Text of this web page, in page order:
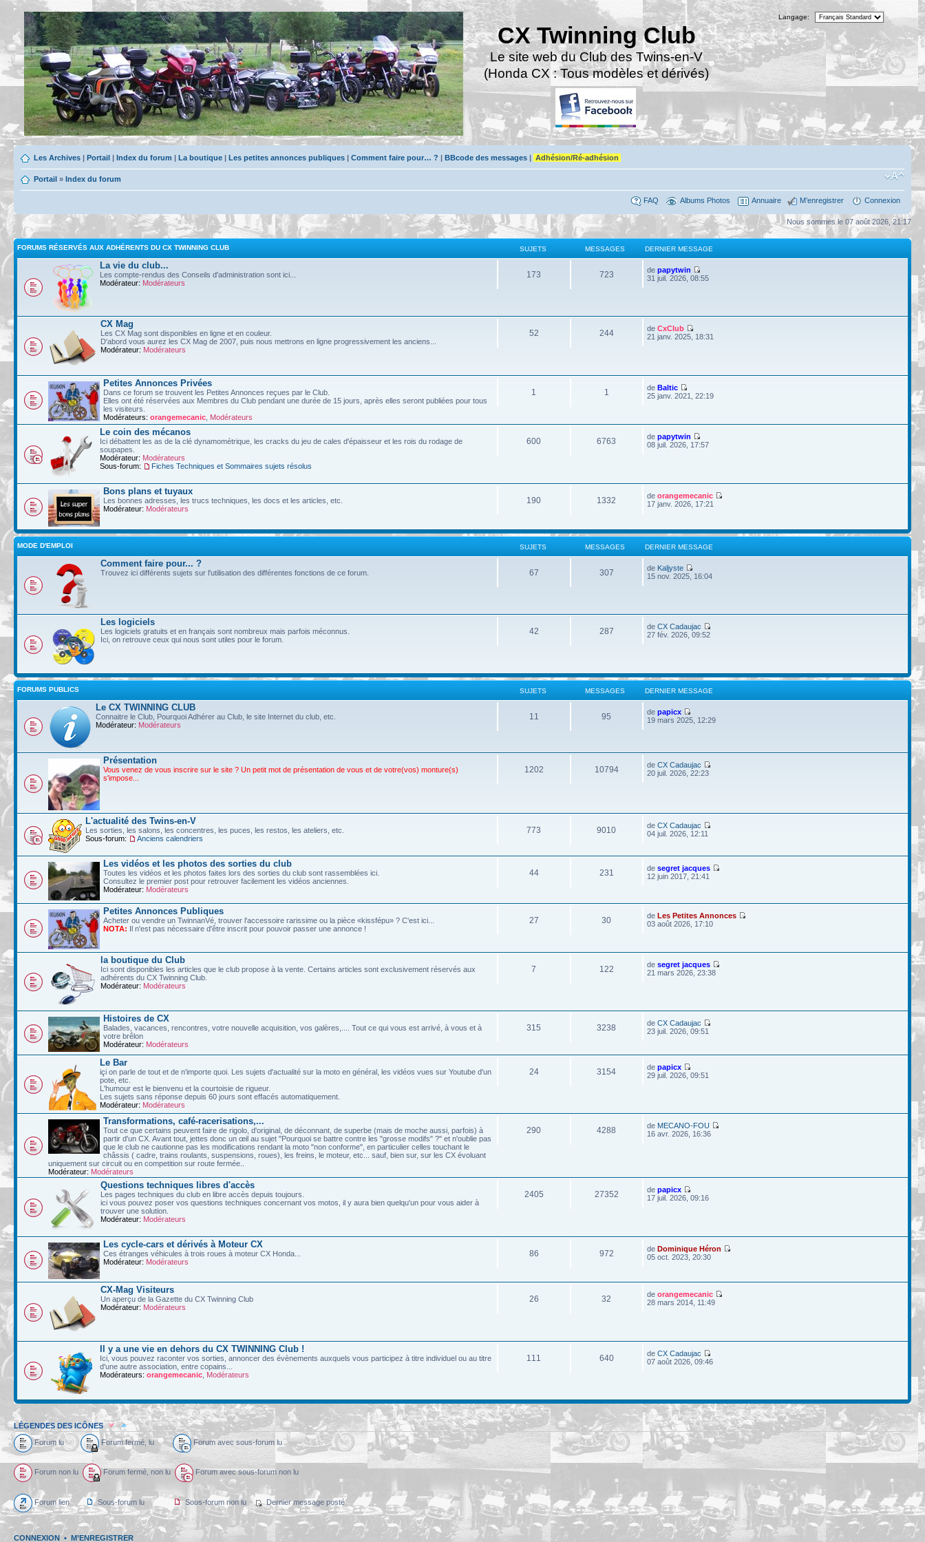
CX Twinning Club
Le site web du Club des Twins-en-V
(Honda CX : Tous modèles et dérivés)
Langage:
Les Archives | Portail | Index du forum | La boutique | Les petites annonces publiques | Comment faire pour… ? | BBcode des messages | Adhésion/Ré-adhésion
Portail » Index du forum
FAQ Albums Photos Annuaire M’enregistrer Connexion
Nous sommes le 07 août 2026, 21:17
FORUMS RÉSERVÉS AUX ADHÉRENTS DU CX TWINNING CLUB SUJETS MESSAGES DERNIER MESSAGE
La vie du club...
Les compte-rendus des Conseils d'administration sont ici...
Modérateur: Modérateurs
173 723 depapytwin
31 juil. 2026, 08:55
CX Mag
Les CX Mag sont disponibles en ligne et en couleur.
D'abord vous aurez les CX Mag de 2007, puis nous mettrons en ligne progressivement les anciens...
Modérateur: Modérateurs
52 244 deCxClub
21 janv. 2025, 18:31
Petites Annonces Privées
Dans ce forum se trouvent les Petites Annonces reçues par le Club.
Elles ont été réservées aux Membres du Club pendant une durée de 15 jours, après elles seront publiées pour tous
les visiteurs.
Modérateurs: orangemecanic Modérateurs
1 1 deBaltic
25 janv. 2021, 22:19
Le coin des mécanos
Ici débattent les as de la clé dynamométrique, les cracks du jeu de cales d'épaisseur et les rois du rodage de
soupapes.
Modérateur: Modérateurs
Sous-forum:
Fiches Techniques et Sommaires sujets résolus
600 6763 depapytwin
08 juil. 2026, 17:57
Bons plans et tuyaux
Les bonnes adresses, les trucs techniques, les docs et les articles, etc.
Modérateur: Modérateurs
190 1332 deorangemecanic
17 janv. 2026, 17:21
MODE D'EMPLOI SUJETS MESSAGES DERNIER MESSAGE
Comment faire pour... ?
Trouvez ici différents sujets sur l'utilisation des différentes fonctions de ce forum. 67 307 de Kaljyste
15 nov. 2025, 16:04
Les logiciels
Les logiciels gratuits et en français sont nombreux mais parfois méconnus.
Ici, on retrouve ceux qui nous sont utiles pour le forum.
42 287 deCX Cadaujac
27 fév. 2026, 09:52
FORUMS PUBLICS SUJETS MESSAGES DERNIER MESSAGE
Le CX TWINNING CLUB
Connaitre le Club, Pourquoi Adhérer au Club, le site Internet du club, etc.
Modérateur: Modérateurs
11 95 depapicx
19 mars 2025, 12:29
Présentation
Vous venez de vous inscrire sur le site ? Un petit mot de présentation de vous et de votre(vos) monture(s)
s'impose...
1202 10794 deCX Cadaujac
20 juil. 2026, 22:23
L'actualité des Twins-en-V
Les sorties, les salons, les concentres, les puces, les restos, les ateliers, etc.
Sous-forum:
Anciens calendriers
773 9010 deCX Cadaujac
04 juil. 2026, 12:11
Les vidéos et les photos des sorties du club
Toutes les vidéos et les photos faites lors des sorties du club sont rassemblées ici.
Consultez le premier post pour retrouver facilement les vidéos anciennes.
Modérateur: Modérateurs
44 231 desegret jacques
12 juin 2017, 21:41
Petites Annonces Publiques
Acheter ou vendre un TwinnanVé, trouver l'accessoire rarissime ou la pièce «kissfépu» ? C'est ici...
NOTA: Il n'est pas nécessaire d'être inscrit pour pouvoir passer une annonce !
27 30 deLes Petites Annonces
03 août 2026, 17:10
la boutique du Club
Ici sont disponibles les articles que le club propose à la vente. Certains articles sont exclusivement réservés aux
adhérents du CX Twinning Club.
Modérateur: Modérateurs
7 122 desegret jacques
21 mars 2026, 23:38
Histoires de CX
Balades, vacances, rencontres, votre nouvelle acquisition, vos galères,.... Tout ce qui vous est arrivé, à vous et à
votre brêlon
Modérateur: Modérateurs
315 3238 deCX Cadaujac
23 juil. 2026, 09:51
Le Bar
içi on parle de tout et de n'importe quoi. Les sujets d'actualité sur la moto en général, les vidéos vues sur Youtube d'un
pote, etc.
L'humour est le bienvenu et la courtoisie de rigueur.
Les sujets sans réponse depuis 60 jours sont effacés automatiquement.
Modérateur: Modérateurs
24 3154 depapicx
29 juil. 2026, 09:51
Transformations, café-racerisations,...
Tout ce que certains peuvent faire de rigolo, d'original, de déconnant, de superbe (mais de moche aussi, parfois) à
partir d'un CX. Avant tout, jettes donc un œil au sujet "Pourquoi se battre contre les "grosse modifs" ?" et n'oublie pas
que le club ne cautionne pas les modifications rendant la moto "non conforme", en particulier celles touchant le
châssis ( cadre, trains roulants, suspensions, roues), les freins, le moteur, etc... sauf, bien sur, sur les CX évoluant
uniquement sur circuit ou en competition sur route fermée..
Modérateur: Modérateurs
290 4288 de MECANO-FOU
16 avr. 2026, 16:36
Questions techniques libres d'accès
Les pages techniques du club en libre accès depuis toujours.
ici vous pouvez poser vos questions techniques concernant vos motos, il y aura bien quelqu'un pour vous aider à
trouver une solution.
Modérateur: Modérateurs
2405 27352 depapicx
17 juil. 2026, 09:16
Les cycle-cars et dérivés à Moteur CX
Ces étranges véhicules à trois roues à moteur CX Honda...
Modérateur: Modérateurs
86 972 deDominique Héron
05 oct. 2023, 20:30
CX-Mag Visiteurs
Un aperçu de la Gazette du CX Twinning Club
Modérateur: Modérateurs
26 32 deorangemecanic
28 mars 2014, 11:49
Il y a une vie en dehors du CX TWINNING Club !
Ici, vous pouvez raconter vos sorties, annoncer des évènements auxquels vous participez à titre individuel ou au titre
d'une autre association, entre copains...
Modérateurs: orangemecanic Modérateurs
111 640 deCX Cadaujac
07 août 2026, 09:46
LÉGENDES DES ICÔNES
Forum lu Forum fermé, lu Forum avec sous-forum lu
Forum non lu Forum fermé, non lu Forum avec sous-forum non lu
Forum lien Sous-forum lu Sous-forum non lu Dernier message posté
CONNEXION • M’ENREGISTRER